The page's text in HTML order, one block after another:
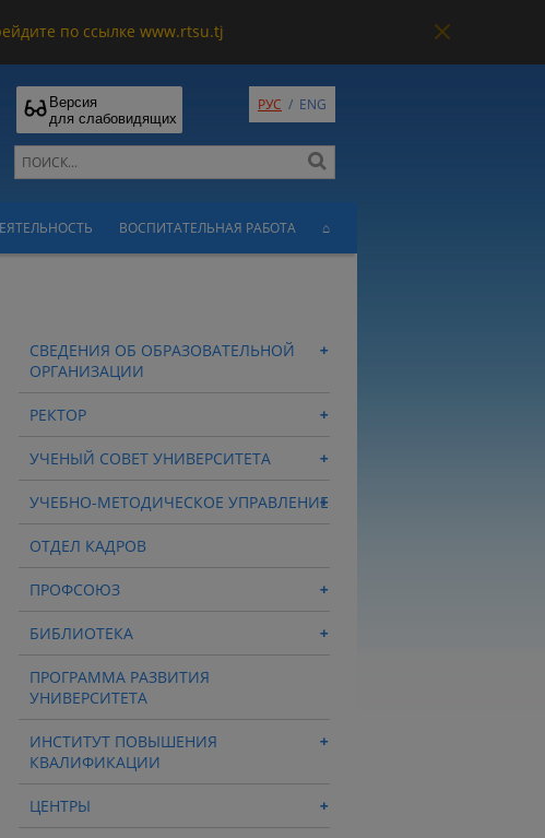
по ссылке www.rtsu.tj
Версия
для слабовидящих
РУС / ENG
ВОСПИТАТЕЛЬНАЯ РАБОТА ⌂
СВЕДЕНИЯ ОБ ОБРАЗОВАТЕЛЬНОЙ
ОРГАНИЗАЦИИ
РЕКТОР
УЧЕНЫЙ СОВЕТ УНИВЕРСИТЕТА
УЧЕБНО-МЕТОДИЧЕСКОЕ УПРАВЛЕНИЕ
ОТДЕЛ КАДРОВ
ПРОФСОЮЗ
БИБЛИОТЕКА
ПРОГРАММА РАЗВИТИЯ
УНИВЕРСИТЕТА
ИНСТИТУТ ПОВЫШЕНИЯ
КВАЛИФИКАЦИИ
ЦЕНТРЫ